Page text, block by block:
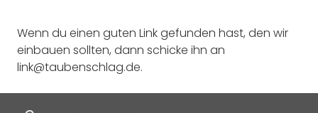
Wenn du einen guten Link gefunden hast, den wir
einbauen sollten, dann schicke ihn an
link@taubenschlag.de.